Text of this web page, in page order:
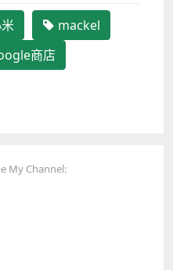
mackel
商店
My Channel: